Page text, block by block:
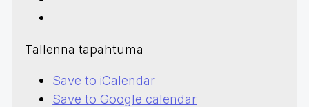
Tallenna tapahtuma
Save to iCalendar
Save to Google calendar